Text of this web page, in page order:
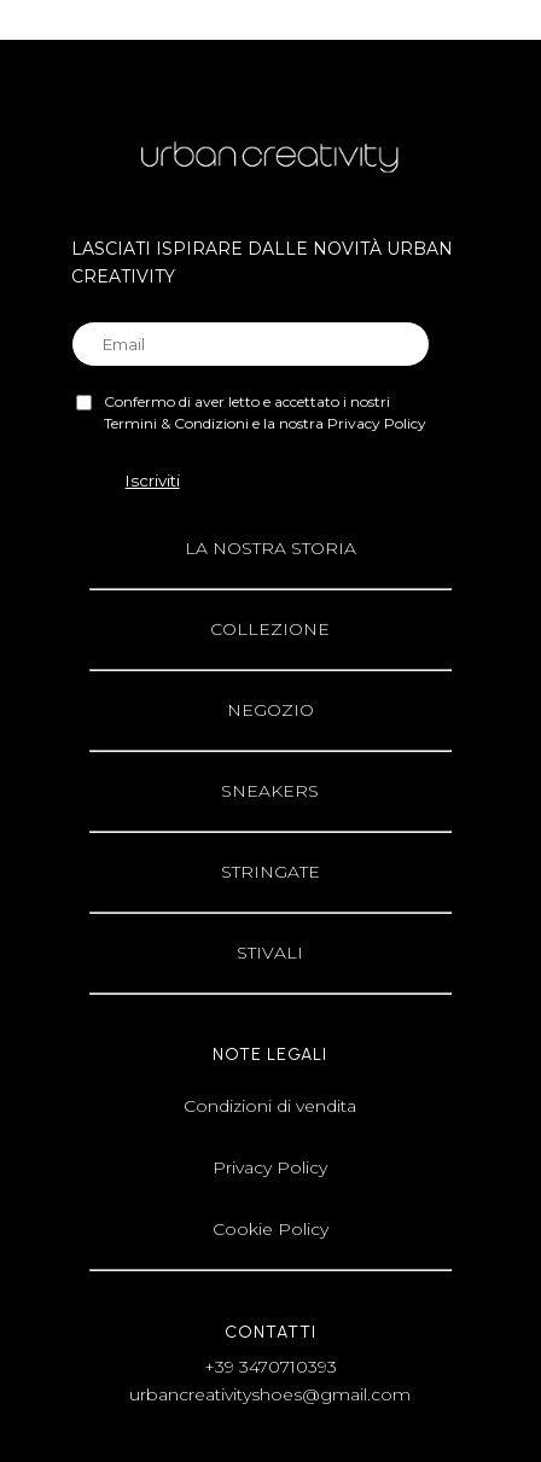
LASCIATI ISPIRARE DALLE NOVITÀ URBAN
CREATIVITY
Confermo di aver letto e accettato i nostri
Termini & Condizioni e la nostra Privacy Policy
LA NOSTRA STORIA
COLLEZIONE
NEGOZIO
SNEAKERS
STRINGATE
STIVALI
NOTE LEGALI
Condizioni di vendita
Privacy Policy
Cookie Policy
CONTATTI
+39 3470710393
urbancreativityshoes@gmail.com